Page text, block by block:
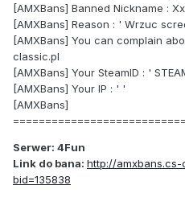
[AMXBans] Banned Nickname :
[AMXBans] Reason : ' Wrzuc
[AMXBans] You can complain
classic.pl
[AMXBans] Your SteamID : '
[AMXBans] Your IP : ' '
[AMXBans]
Serwer: 4Fun
Link do bana: http://amxbans.cs-
bid=135838